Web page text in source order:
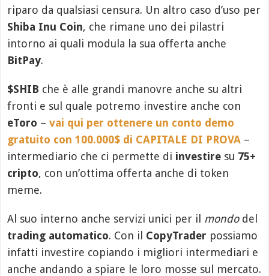
riparo da qualsiasi censura. Un altro caso d’uso per
Shiba Inu Coin, che rimane uno dei pilastri
intorno ai quali modula la sua offerta anche
BitPay.
$SHIB che è alle grandi manovre anche su altri
fronti e sul quale potremo investire anche con
eToro –vai qui per ottenere un conto demo
gratuito con 100.000$ di CAPITALE DI PROVA –
intermediario che ci permette di investire su 75+
cripto, con un’ottima offerta anche di token
meme.
Al suo interno anche servizi unici per il mondodel
trading automatico. Con il CopyTrader possiamo
infatti investire copiando i migliori intermediari e
anche andando a spiare le loro mosse sul mercato.